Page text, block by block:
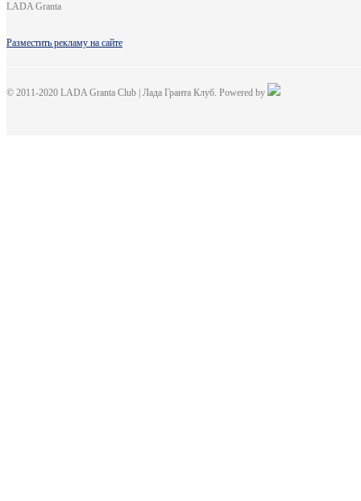
LADA Granta
Разместить рекламу на сайте
© 2011-2020 LADA Granta Club | Лада Гранта Клуб. Powered by